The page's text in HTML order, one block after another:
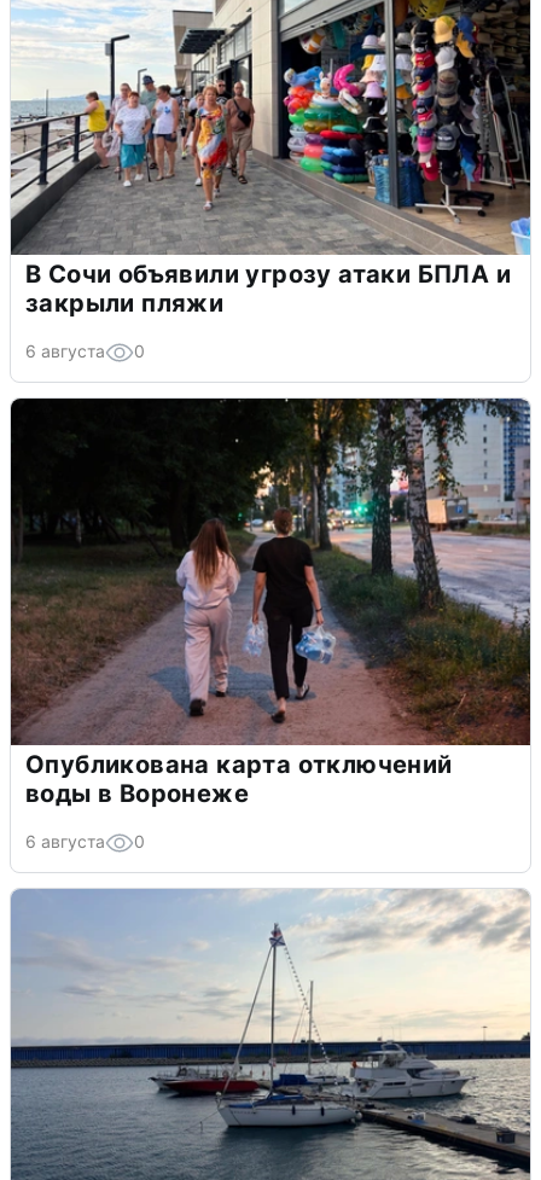
В Сочи объявили угрозу атаки БПЛА и
закрыли пляжи
6 августа 0
Опубликована карта отключений
воды в Воронеже
6 августа 0